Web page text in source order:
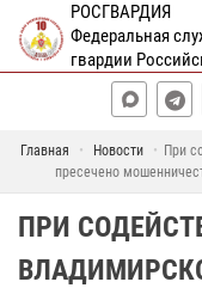
РОСГВАРДИЯ
Федеральная
гвардии
Главная Новости
При
пресечено
ПРИ